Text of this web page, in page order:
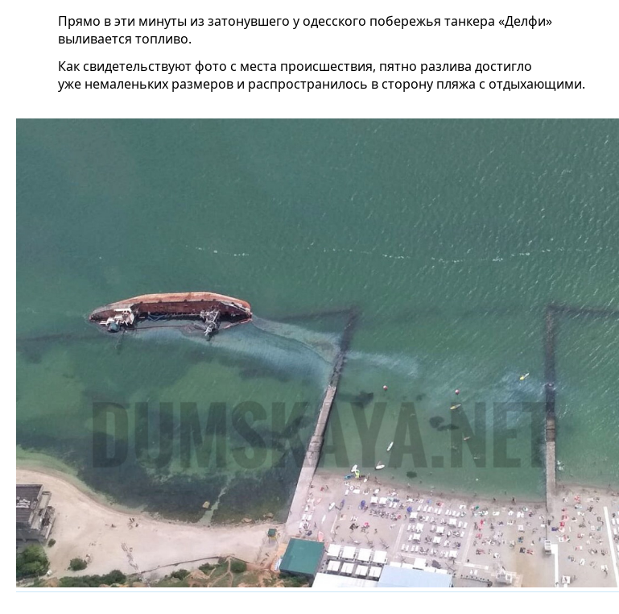
Прямо в эти минуты из затонувшего у одесского побережья танкера «Делфи»
выливается топливо.
Как свидетельствуют фото с места происшествия, пятно разлива достигло
уже немаленьких размеров и распространилось в сторону пляжа с отдыхающими.